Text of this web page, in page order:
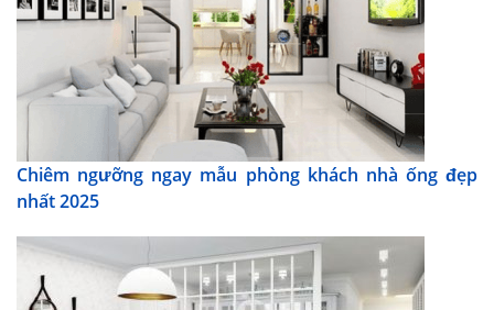
Chiêm ngưỡng ngay mẫu phòng khách nhà ống đẹp
nhất 2025